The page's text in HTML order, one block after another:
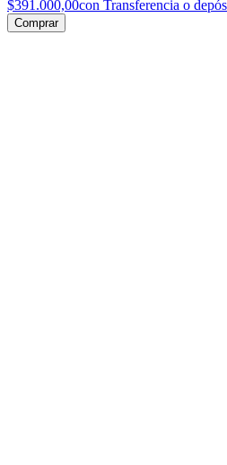
$391.000,00con Transferencia o
Comprar